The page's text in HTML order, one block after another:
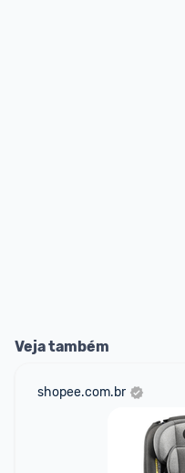
Veja também
shopee.com.br